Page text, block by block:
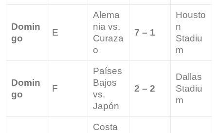
Domin
go
E
Alema
nia vs.
Curaza
o
7 – 1
Housto
n
Stadiu
m
Domin
go
F
Países
Bajos
vs.
Japón
2 – 2
Dallas
Stadiu
m
Costa